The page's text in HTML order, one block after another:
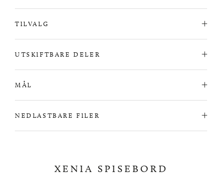
TILVALG
UTSKIFTBARE DELER
MÅL
NEDLASTBARE FILER
XENIA SPISEBORD